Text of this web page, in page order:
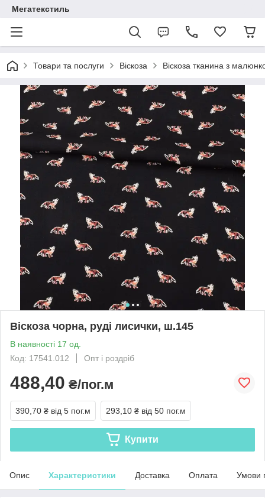
Мегатекстиль
Товари та послуги Віскоза Віскоза тканина з
Віскоза чорна, руді лисички, ш.145
В наявності 17 од.
Код: 17541.012
Опт і роздріб
488,40 ₴/пог.м
390,70 ₴ від 5 пог.м 293,10 ₴ від 50 пог.м
Купити
Опис Характеристики Доставка Оплата Умови